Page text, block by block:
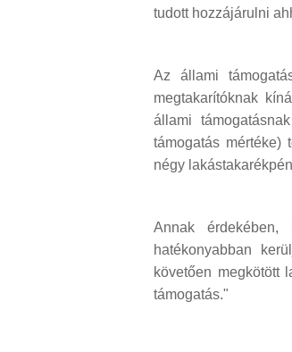
tudott hozzájárulni
Az állami
megtakarítóknak
állami
támogatás mértéke)
négy
Annak érdekében,
hatékonyabban
követően megkötött
támogatás."